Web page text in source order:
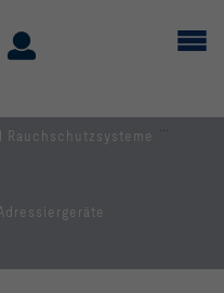
Rauchschutzsysteme